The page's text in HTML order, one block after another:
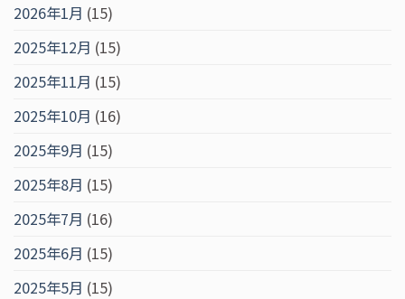
2026年1月 (15)
2025年12月 (15)
2025年11月 (15)
2025年10月 (16)
2025年9月 (15)
2025年8月 (15)
2025年7月 (16)
2025年6月 (15)
2025年5月 (15)